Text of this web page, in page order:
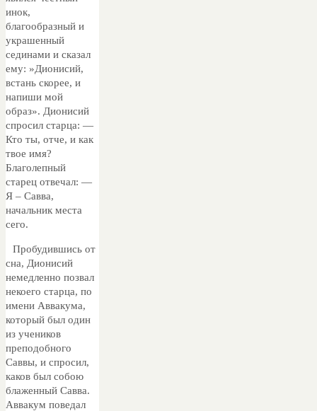
инок,
благообразный и
украшенный
сединами и сказал
ему: »Дионисий,
встань скорее, и
напиши мой
образ». Дионисий
спросил старца: —
Кто ты, отче, и как
твое имя?
Благолепный
старец отвечал: —
Я – Савва,
начальник места
сего.
Пробудившись от
сна, Дионисий
немедленно позвал
некоего старца, по
имени Аввакума,
который был один
из учеников
преподобного
Саввы, и спросил,
каков был собою
блаженный Савва.
Аввакум поведал